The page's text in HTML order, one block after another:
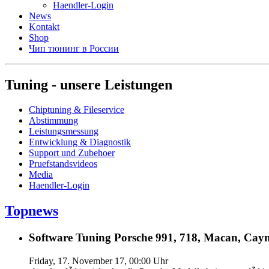
Haendler-Login
News
Kontakt
Shop
Чип тюнинг в России
Tuning - unsere Leistungen
Chiptuning & Fileservice
Abstimmung
Leistungsmessung
Entwicklung & Diagnostik
Support und Zubehoer
Pruefstandsvideos
Media
Haendler-Login
Topnews
Software Tuning Porsche 991, 718, Macan,
Friday, 17. November 17, 00:00 Uhr